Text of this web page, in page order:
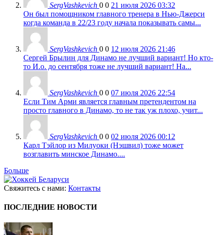
SergVashkevich 0 0 21 июля 2026 03:32
Он был помощником главного тренера в Нью-Джерси
когда команда в 22/23 году начала показывать самы...
SergVashkevich 0 0 12 июля 2026 21:46
Сергей Брылин для Динамо не лучший вариант! Но кто-
то И.о. до сентября тоже не лучший вариант! На...
SergVashkevich 0 0 07 июля 2026 22:54
Если Тим Арми является главным претендентом на
просто главного в Динамо, то не так уж плохо, учит...
SergVashkevich 0 0 02 июля 2026 00:12
Карл Тэйлор из Милуоки (Нэшвил) тоже может
возглавить минское Динамо....
Больше
Свяжитесь с нами: Контакты
ПОСЛЕДНИЕ НОВОСТИ